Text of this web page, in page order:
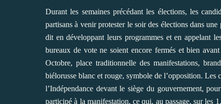
Durant les semaines précédant les élections, les
partisans à venir protester le soir des élections dans
dit en développant leurs programmes et en appelant
bureaux de vote ne soient encore fermés et bien
Octobre, place traditionnelle des manifestations,
biélorusse blanc et rouge, symbole de l’opposition. Les
l’Indépendance devant le siège du gouvernement,
participé à la manifestation, ce qui, au passage, sur les